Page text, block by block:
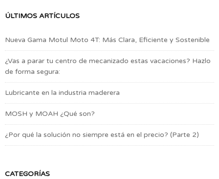
ÚLTIMOS ARTÍCULOS
Nueva Gama Motul Moto 4T: Más Clara, Eficiente y Sostenible
¿Vas a parar tu centro de mecanizado estas vacaciones? Hazlo
de forma segura:
Lubricante en la industria maderera
MOSH y MOAH ¿Qué son?
¿Por qué la solución no siempre está en el precio? (Parte 2)
CATEGORÍAS